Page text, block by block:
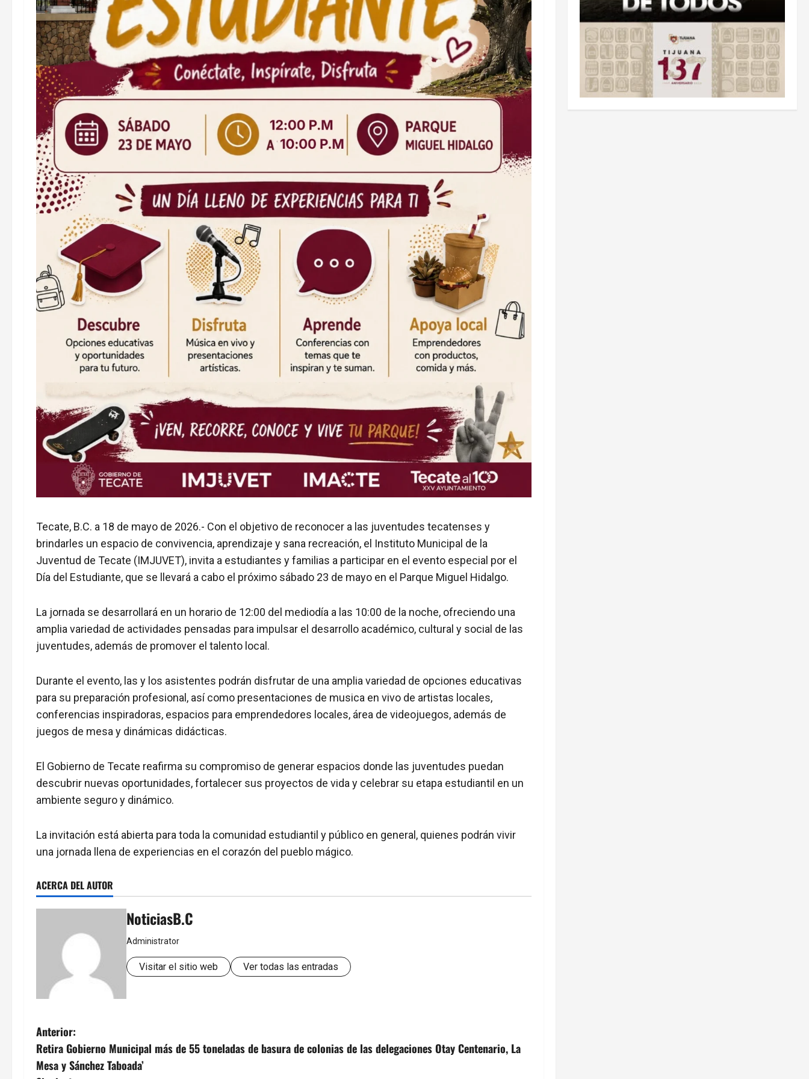
Tecate, B.C. a 18 de mayo de 2026.- Con el objetivo de reconocer a las juventudes tecatenses y
brindarles un espacio de convivencia, aprendizaje y sana recreación, el Instituto Municipal de la
Juventud de Tecate (IMJUVET), invita a estudiantes y familias a participar en el evento especial por el
Día del Estudiante, que se llevará a cabo el próximo sábado 23 de mayo en el Parque Miguel Hidalgo.
La jornada se desarrollará en un horario de 12:00 del mediodía a las 10:00 de la noche, ofreciendo una
amplia variedad de actividades pensadas para impulsar el desarrollo académico, cultural y social de las
juventudes, además de promover el talento local.
Durante el evento, las y los asistentes podrán disfrutar de una amplia variedad de opciones educativas
para su preparación profesional, así como presentaciones de musica en vivo de artistas locales,
conferencias inspiradoras, espacios para emprendedores locales, área de videojuegos, además de
juegos de mesa y dinámicas didácticas.
El Gobierno de Tecate reafirma su compromiso de generar espacios donde las juventudes puedan
descubrir nuevas oportunidades, fortalecer sus proyectos de vida y celebrar su etapa estudiantil en un
ambiente seguro y dinámico.
La invitación está abierta para toda la comunidad estudiantil y público en general, quienes podrán vivir
una jornada llena de experiencias en el corazón del pueblo mágico.
ACERCA DEL AUTOR
NoticiasB.C
Administrator
Visitar el sitio web Ver todas las entradas
N
a
Anterior:
Retira Gobierno Municipal más de 55 toneladas de basura de colonias de las delegaciones Otay Centenario, La
Mesa y Sánchez Taboada’